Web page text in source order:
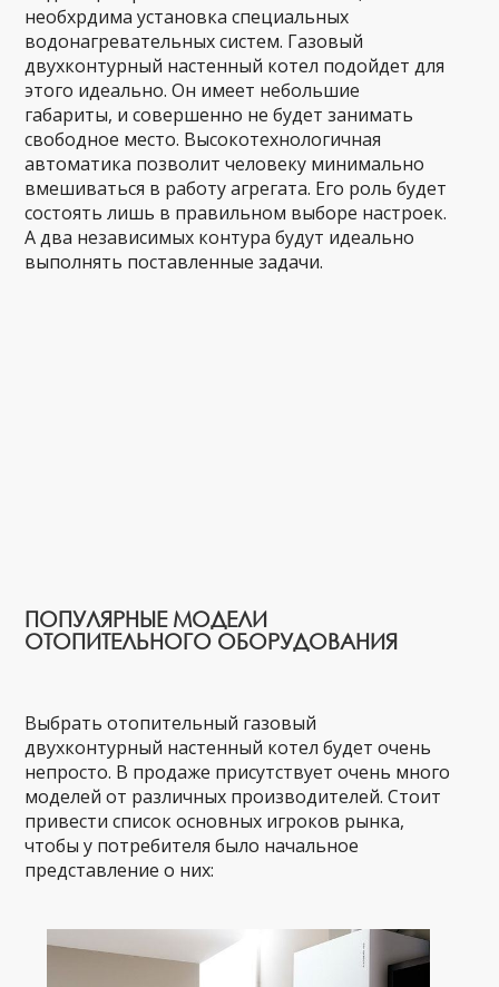
необхрдима установка специальных
водонагревательных систем. Газовый
двухконтурный настенный котел подойдет для
этого идеально. Он имеет небольшие
габариты, и совершенно не будет занимать
свободное место. Высокотехнологичная
автоматика позволит человеку минимально
вмешиваться в работу агрегата. Его роль будет
состоять лишь в правильном выборе настроек.
А два независимых контура будут идеально
выполнять поставленные задачи.
ПОПУЛЯРНЫЕ МОДЕЛИ
ОТОПИТЕЛЬНОГО ОБОРУДОВАНИЯ
Выбрать отопительный газовый
двухконтурный настенный котел будет очень
непросто. В продаже присутствует очень много
моделей от различных производителей. Стоит
привести список основных игроков рынка,
чтобы у потребителя было начальное
представление о них: